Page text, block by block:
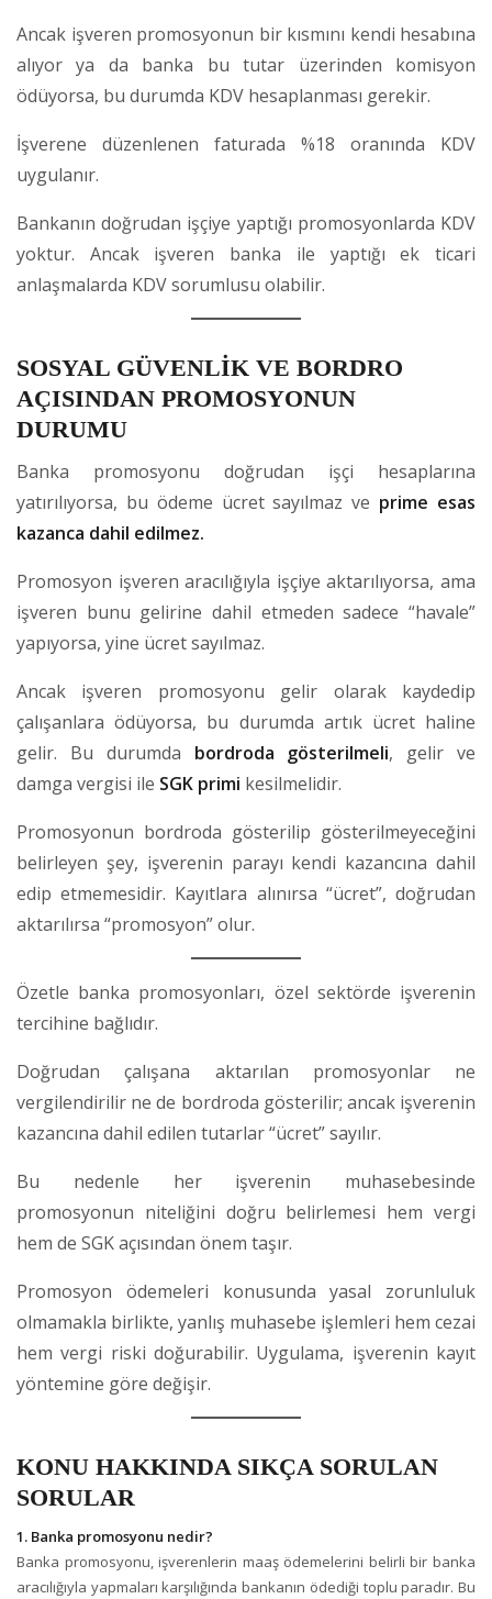
Ancak işveren promosyonun bir kısmını kendi hesabına
alıyor ya da banka bu tutar üzerinden komisyon
ödüyorsa, bu durumda KDV hesaplanması gerekir.
İşverene düzenlenen faturada %18 oranında KDV
uygulanır.
Bankanın doğrudan işçiye yaptığı promosyonlarda KDV
yoktur. Ancak işveren banka ile yaptığı ek ticari
anlaşmalarda KDV sorumlusu olabilir.
SOSYAL GÜVENLİK VE BORDRO
AÇISINDAN PROMOSYONUN
DURUMU
Banka promosyonu doğrudan işçi hesaplarına
yatırılıyorsa, bu ödeme ücret sayılmaz ve prime esas
kazanca dahil edilmez.
Promosyon işveren aracılığıyla işçiye aktarılıyorsa, ama
işveren bunu gelirine dahil etmeden sadece “havale”
yapıyorsa, yine ücret sayılmaz.
Ancak işveren promosyonu gelir olarak kaydedip
çalışanlara ödüyorsa, bu durumda artık ücret haline
gelir. Bu durumda bordroda gösterilmeli, gelir ve
damga vergisi ile SGK primi kesilmelidir.
Promosyonun bordroda gösterilip gösterilmeyeceğini
belirleyen şey, işverenin parayı kendi kazancına dahil
edip etmemesidir. Kayıtlara alınırsa “ücret”, doğrudan
aktarılırsa “promosyon” olur.
Özetle banka promosyonları, özel sektörde işverenin
tercihine bağlıdır.
Doğrudan çalışana aktarılan promosyonlar ne
vergilendirilir ne de bordroda gösterilir; ancak işverenin
kazancına dahil edilen tutarlar “ücret” sayılır.
Bu nedenle her işverenin muhasebesinde
promosyonun niteliğini doğru belirlemesi hem vergi
hem de SGK açısından önem taşır.
Promosyon ödemeleri konusunda yasal zorunluluk
olmamakla birlikte, yanlış muhasebe işlemleri hem cezai
hem vergi riski doğurabilir. Uygulama, işverenin kayıt
yöntemine göre değişir.
KONU HAKKINDA SIKÇA SORULAN
SORULAR
1. Banka promosyonu nedir?
Banka promosyonu, işverenlerin maaş ödemelerini belirli bir banka
aracılığıyla yapmaları karşılığında bankanın ödediği toplu paradır. Bu